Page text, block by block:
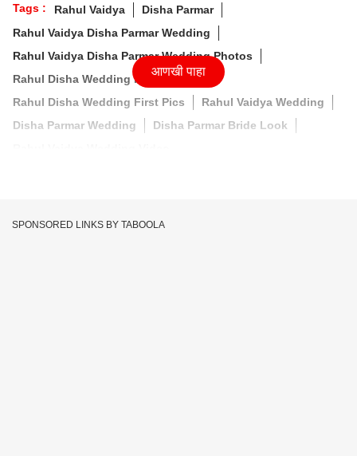
Tags : Rahul Vaidya
Disha Parmar
Rahul Vaidya Disha Parmar Wedding
Rahul Vaidya Disha Parmar Wedding Photos
Rahul Disha Wedding Photos
Rahul Disha Wedding First Pics
Rahul Vaidya Wedding
Disha Parmar Wedding
Disha Parmar Bride Look
आणखी पाहा
SPONSORED LINKS BY TABOOLA